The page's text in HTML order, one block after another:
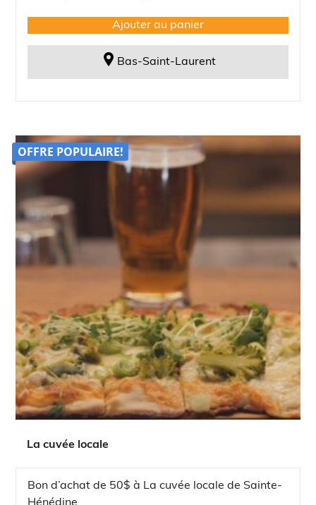
200,00$.
100,00$.
Ajouter au panier
Bas-Saint-Laurent
OFFRE POPULAIRE!
La cuvée locale
Bon d’achat de 50$ à La cuvée locale de Sainte-
Hénédine